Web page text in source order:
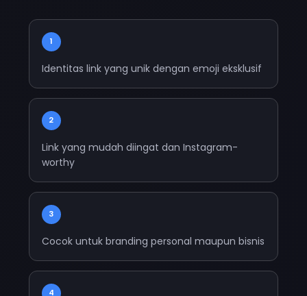
1
Identitas link yang unik dengan emoji eksklusif
2
Link yang mudah diingat dan Instagram-
worthy
3
Cocok untuk branding personal maupun bisnis
4